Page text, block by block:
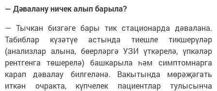
— Дәвалану ничек алып барыла?
— Тычкан бизгәге бары тик стационарда дәвалана.
Табиблар күзәтүе астында тиешле тикшерүләр
(анализлар алына, бөерләргә УЗИ үткәрелә, үпкәләр
рентгенга төшерелә) башкарыла һәм симптомнарга
карап дәвалау билгеләнә. Вакытында мөрәҗәгать
иткән очракта, күпчелек пациентлар тулысынча